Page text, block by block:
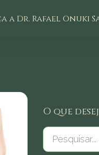
a Dr. Rafael Onuki
O que